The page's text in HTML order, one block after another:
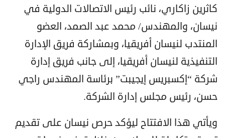
كاثرين زاكاري، نائب رئيس الاتصالات الدولية في
نيسان، والمهندس/ محمد عبد الصمد، العضو
المنتدب لنيسان أفريقيا، وبمشاركة فريق الإدارة
التنفيذية لنيسان أفريقيا، إلى جانب فريق إدارة
شركة “إكسبريس إيجيبت” برئاسة المهندس راجي
حسن، رئيس مجلس إدارة الشركة.
ويأتي هذا الافتتاح ليؤكد حرص نيسان على تقديم